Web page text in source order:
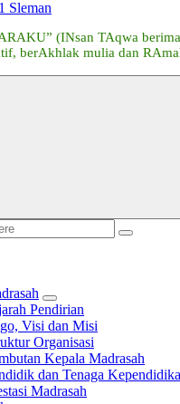
(INsan TAqwa
berAkhlak mulia dan
Pendirian
Visi dan Misi
Organisasi
Kepala Madrasah
dan Tenaga
Madrasah